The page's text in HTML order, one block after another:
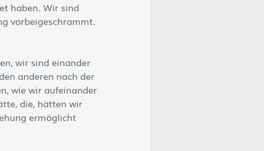
haben. Wir sind
vorbeigeschrammt.
wir sind einander
anderen nach der
wie wir aufeinander
die, hätten wir
ermöglicht